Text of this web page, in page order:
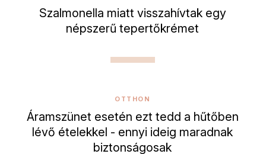
Szalmonella miatt visszahívtak egy
népszerű tepertőkrémet
OTTHON
Áramszünet esetén ezt tedd a hűtőben
lévő ételekkel - ennyi ideig maradnak
biztonságosak